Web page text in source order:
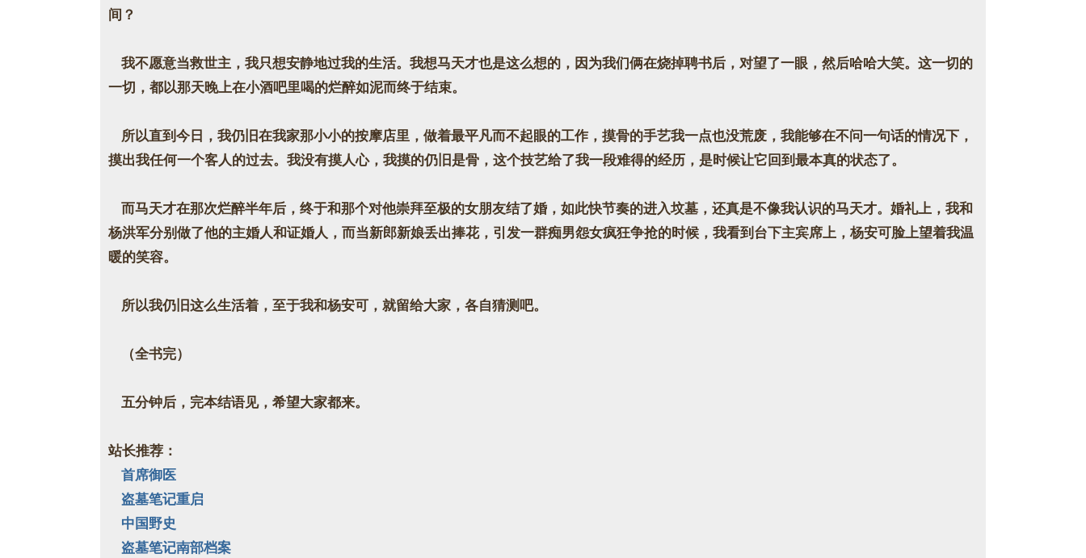
间？
我不愿意当救世主，我只想安静地过我的生活。我想马天才也是这么想的，因为我们俩在烧掉聘书后，对望了一眼，然后哈哈大笑。这一切的
一切，都以那天晚上在小酒吧里喝的烂醉如泥而终于结束。
所以直到今日，我仍旧在我家那小小的按摩店里，做着最平凡而不起眼的工作，摸骨的手艺我一点也没荒废，我能够在不问一句话的情况下，
摸出我任何一个客人的过去。我没有摸人心，我摸的仍旧是骨，这个技艺给了我一段难得的经历，是时候让它回到最本真的状态了。
而马天才在那次烂醉半年后，终于和那个对他崇拜至极的女朋友结了婚，如此快节奏的进入坟墓，还真是不像我认识的马天才。婚礼上，我和
杨洪军分别做了他的主婚人和证婚人，而当新郎新娘丢出捧花，引发一群痴男怨女疯狂争抢的时候，我看到台下主宾席上，杨安可脸上望着我温
暖的笑容。
所以我仍旧这么生活着，至于我和杨安可，就留给大家，各自猜测吧。
（全书完）
五分钟后，完本结语见，希望大家都来。
站长推荐：
首席御医
盗墓笔记重启
中国野史
盗墓笔记南部档案